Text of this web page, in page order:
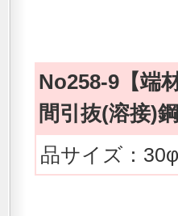
No258-9【端
間引抜(溶接
品サイズ：